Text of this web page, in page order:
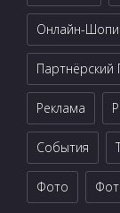
Онлайн-
Партнёрский
Реклама
События
Фото